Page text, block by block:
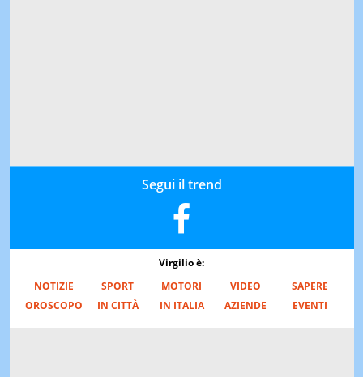
Segui il trend
Virgilio è:
NOTIZIE
SPORT MOTORI VIDEO
SAPERE
OROSCOPO
IN CITTÀ IN ITALIA AZIENDE EVENTI